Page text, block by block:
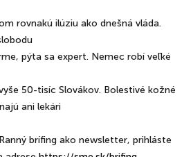
rovnakú ilúziu ako dnešná vláda.
pýta sa expert. Nemec robí veľké
50-tisíc Slovákov. Bolestivé kožné
ani lekári
brífing ako newsletter, prihláste